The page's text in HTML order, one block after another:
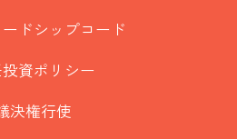
ドシップコード
資ポリシー
決権行使